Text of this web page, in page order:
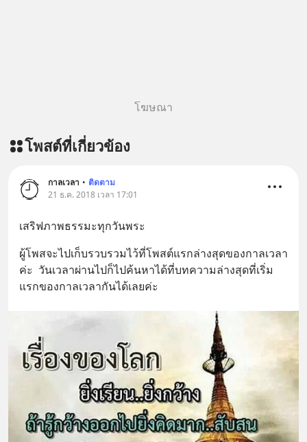
โฆษณา
โพสต์ที่เกี่ยวข้อง
กาลเวลา • ติดตาม
21 ธ.ค. 2018 เวลา 17:01
เสริฟภาพธรรมะทุกวันพระ
ผู้โพสจะไปเก็บรวบรวมไว้ที่โพสต์แรกล่างสุดของกาลเวลา
ค่ะ  วันเวลาผ่านไปก็ไปค้นหาได้ที่บทความล่างสุดที่เริ่ม
แรกของกาลเวลากันได้เลยค่ะ